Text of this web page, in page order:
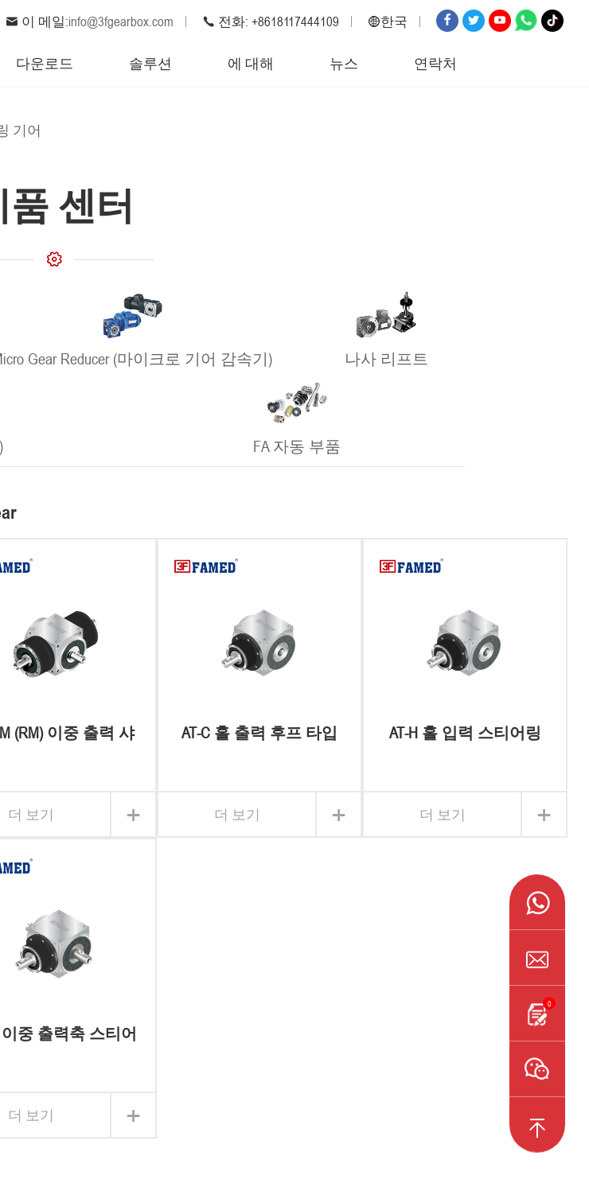
한국
전화: +8618117444109
이 메일:info@3fgearbox.com
다운로드 솔루션 에 대해 뉴스 연락처
기어
품 센터
Gear Reducer (마이크로 기어 감속기) 나사 리프트
FA 자동 부품
(RM) 이중 출력 샤
+
더 보기
AT-C 홀 출력 후프 타입
+
더 보기
AT-H 홀 입력 스티어링
+
더 보기
이중 출력축 스티어
+
더 보기
0